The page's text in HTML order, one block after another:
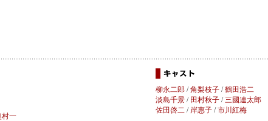
村一
柳永二郎/角梨枝子/鶴田浩二
淡島千景/ 田村秋子/三國連太郎
佐田啓二/ 岸惠子/市川紅梅